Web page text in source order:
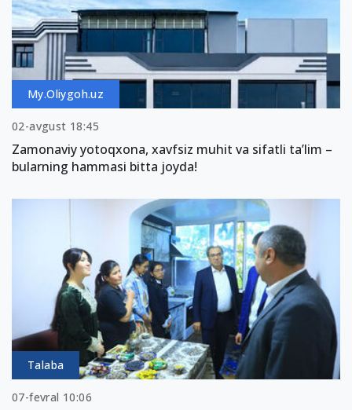
My.Oliygoh.uz
02-avgust 18:45
Zamonaviy yotoqxona, xavfsiz muhit va sifatli ta’lim –
bularning hammasi bitta joyda!
Talaba
07-fevral 10:06